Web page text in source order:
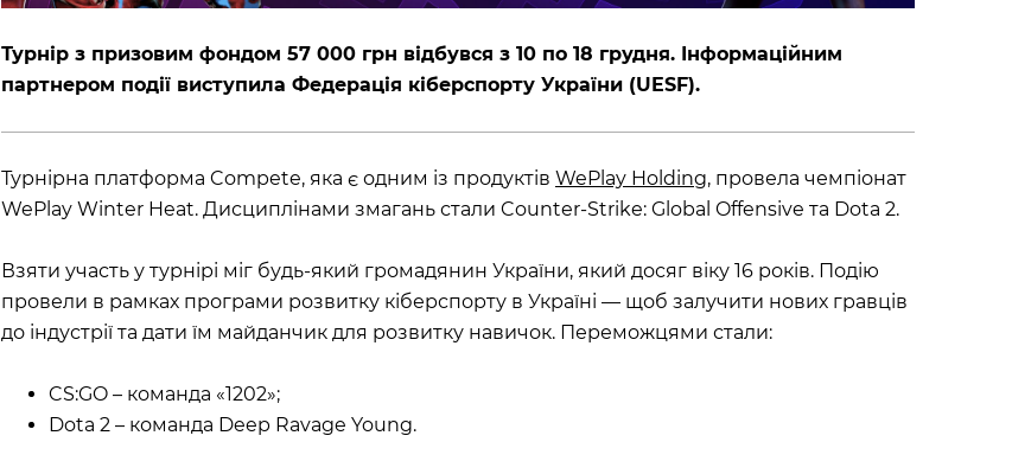
Турнір з призовим фондом 57 000 грн відбувся з 10 по 18 грудня. Інформаційним
партнером події виступила Федерація кіберспорту України (UESF).
Турнірна платформа Compete, яка є одним із продуктів WePlay Holding, провела чемпіонат
WePlay Winter Heat. Дисциплінами змагань стали Counter-Strike: Global Offensive та Dota 2.
Взяти участь у турнірі міг будь-який громадянин України, який досяг віку 16 років. Подію
провели в рамках програми розвитку кіберспорту в Україні — щоб залучити нових гравців
до індустрії та дати їм майданчик для розвитку навичок. Переможцями стали:
CS:GO – команда «1202»;
Dota 2 – команда Deep Ravage Young.